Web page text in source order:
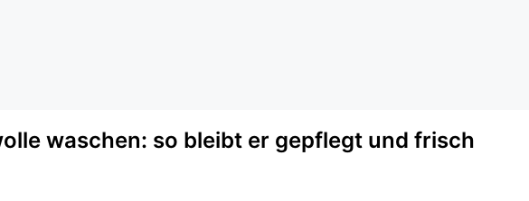
waschen: so bleibt er gepflegt und frisch